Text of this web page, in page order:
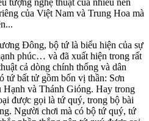
tượng nghệ thuật của nhiều nền
của Việt Nam và Trung Hoa mà
Đông, bộ tứ là biểu hiện của sự
phúc… và đã xuất hiện trong rất
cả dòng chính thống và dân
tứ bất tử gồm bốn vị thần: Sơn
và Thánh Gióng. Hay trong
được gọi là tứ quý, trong bộ bài
Người chơi mà có bộ tứ quý, tứ